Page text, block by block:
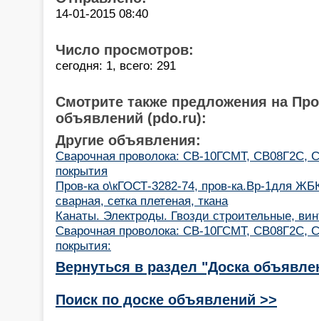
14-01-2015 08:40
Число просмотров:
сегодня: 1, всего: 291
Смотрите также предложения на
объявлений (pdo.ru):
Другие объявления:
Cварочная проволока: СВ-10ГСМТ, СВ08Г2С,
покрытия
Пров-ка о\кГОСТ-3282-74, пров-ка.Вр-1для
сварная, сетка плетеная, ткана
Канаты. Электроды. Гвозди строительные,
Cварочная проволока: СВ-10ГСМТ, СВ08Г2С,
покрытия:
Вернуться в раздел "Доска
Поиск по доске объявлений >>